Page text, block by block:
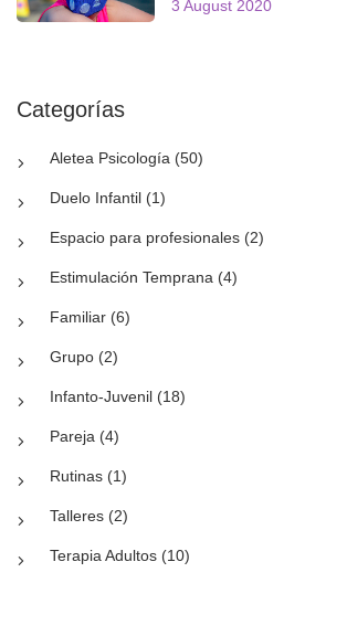
3 August 2020
Categorías
Aletea Psicología (50)
Duelo Infantil (1)
Espacio para profesionales (2)
Estimulación Temprana (4)
Familiar (6)
Grupo (2)
Infanto-Juvenil (18)
Pareja (4)
Rutinas (1)
Talleres (2)
Terapia Adultos (10)